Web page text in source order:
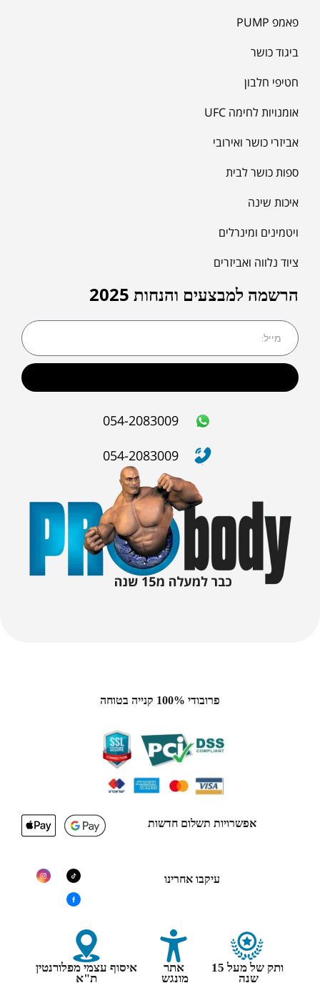
פאמפ PUMP
ביגוד כושר
חטיפי חלבון
אומנויות לחימה UFC
אביזרי כושר ואירובי
ספות כושר לבית
איכות שינה
ויטמינים ומינרלים
ציוד נלווה ואביזרים
הרשמה למבצעים והנחות 2025
054-2083009
054-2083009
פרובודי 100% קנייה בטוחה
אפשרויות תשלום חדשות
עיקבו אחרינו
ותק של מעל 15
שנה
אתר
מונגש
איסוף עצמי מפלורנטין
ת"א